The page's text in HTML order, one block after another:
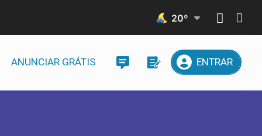
20º
ANUNCIAR GRÁTIS ENTRAR